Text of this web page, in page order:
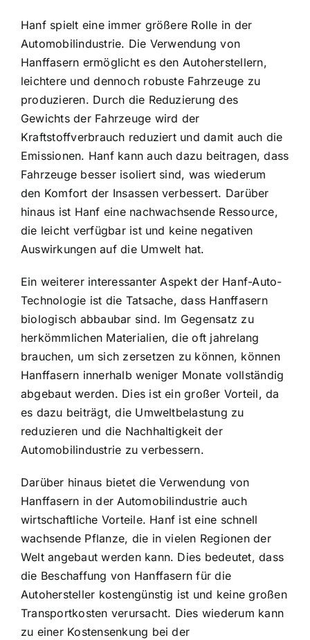
Hanf spielt eine immer größere Rolle in der
Automobilindustrie. Die Verwendung von
Hanffasern ermöglicht es den Autoherstellern,
leichtere und dennoch robuste Fahrzeuge zu
produzieren. Durch die Reduzierung des
Gewichts der Fahrzeuge wird der
Kraftstoffverbrauch reduziert und damit auch die
Emissionen. Hanf kann auch dazu beitragen, dass
Fahrzeuge besser isoliert sind, was wiederum
den Komfort der Insassen verbessert. Darüber
hinaus ist Hanf eine nachwachsende Ressource,
die leicht verfügbar ist und keine negativen
Auswirkungen auf die Umwelt hat.
Ein weiterer interessanter Aspekt der Hanf-Auto-
Technologie ist die Tatsache, dass Hanffasern
biologisch abbaubar sind. Im Gegensatz zu
herkömmlichen Materialien, die oft jahrelang
brauchen, um sich zersetzen zu können, können
Hanffasern innerhalb weniger Monate vollständig
abgebaut werden. Dies ist ein großer Vorteil, da
es dazu beiträgt, die Umweltbelastung zu
reduzieren und die Nachhaltigkeit der
Automobilindustrie zu verbessern.
Darüber hinaus bietet die Verwendung von
Hanffasern in der Automobilindustrie auch
wirtschaftliche Vorteile. Hanf ist eine schnell
wachsende Pflanze, die in vielen Regionen der
Welt angebaut werden kann. Dies bedeutet, dass
die Beschaffung von Hanffasern für die
Autohersteller kostengünstig ist und keine großen
Transportkosten verursacht. Dies wiederum kann
zu einer Kostensenkung bei der